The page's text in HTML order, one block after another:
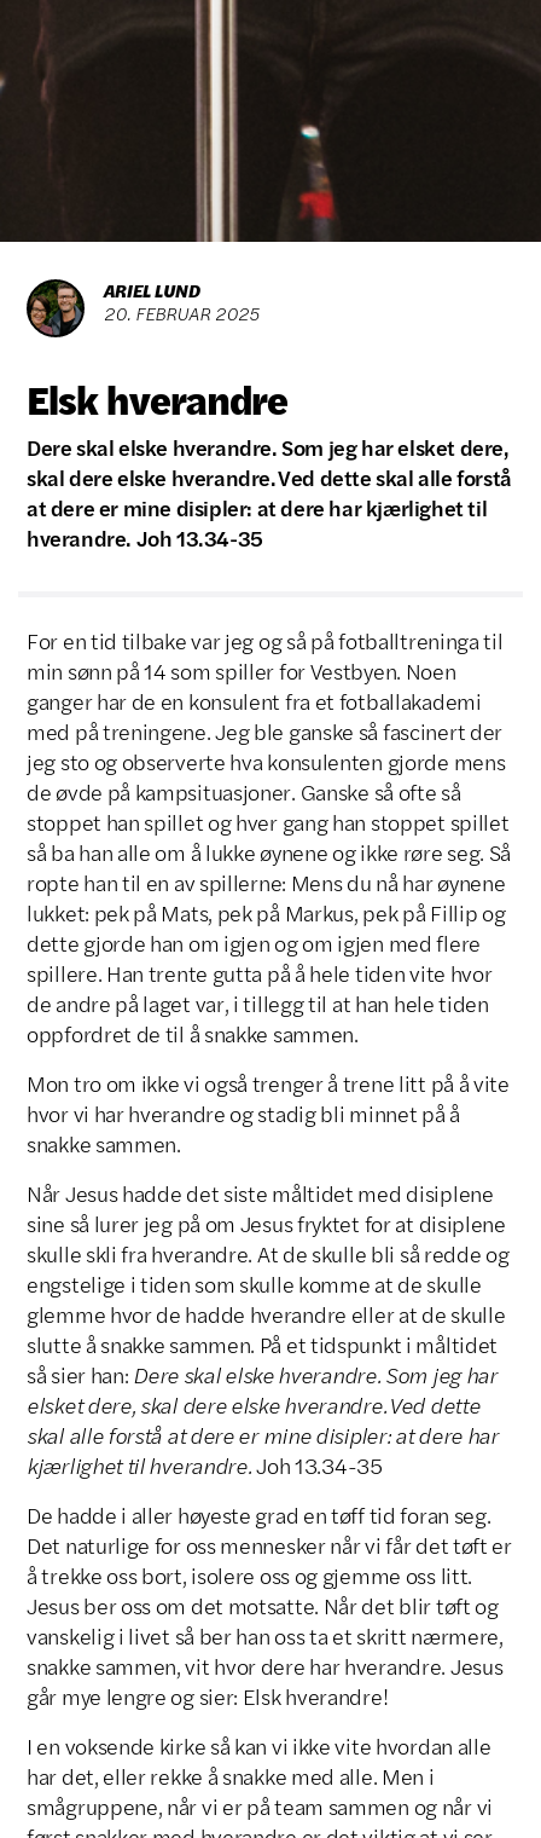
ARIEL LUND
20. FEBRUAR 2025
Elsk hverandre
Dere skal elske hverandre. Som jeg har elsket dere,
skal dere elske hverandre. Ved dette skal alle forstå
at dere er mine disipler: at dere har kjærlighet til
hverandre. Joh 13.34-35
For en tid tilbake var jeg og så på fotballtreninga til
min sønn på 14 som spiller for Vestbyen. Noen
ganger har de en konsulent fra et fotballakademi
med på treningene. Jeg ble ganske så fascinert der
jeg sto og observerte hva konsulenten gjorde mens
de øvde på kampsituasjoner. Ganske så ofte så
stoppet han spillet og hver gang han stoppet spillet
så ba han alle om å lukke øynene og ikke røre seg. Så
ropte han til en av spillerne: Mens du nå har øynene
lukket: pek på Mats, pek på Markus, pek på Fillip og
dette gjorde han om igjen og om igjen med flere
spillere. Han trente gutta på å hele tiden vite hvor
de andre på laget var, i tillegg til at han hele tiden
oppfordret de til å snakke sammen.
Mon tro om ikke vi også trenger å trene litt på å vite
hvor vi har hverandre og stadig bli minnet på å
snakke sammen.
Når Jesus hadde det siste måltidet med disiplene
sine så lurer jeg på om Jesus fryktet for at disiplene
skulle skli fra hverandre. At de skulle bli så redde og
engstelige i tiden som skulle komme at de skulle
glemme hvor de hadde hverandre eller at de skulle
slutte å snakke sammen. På et tidspunkt i måltidet
så sier han: Dere skal elske hverandre. Som jeg har
elsket dere, skal dere elske hverandre. Ved dette
skal alle forstå at dere er mine disipler: at dere har
kjærlighet til hverandre.Joh 13.34-35
De hadde i aller høyeste grad en tøff tid foran seg.
Det naturlige for oss mennesker når vi får det tøft er
å trekke oss bort, isolere oss og gjemme oss litt.
Jesus ber oss om det motsatte. Når det blir tøft og
vanskelig i livet så ber han oss ta et skritt nærmere,
snakke sammen, vit hvor dere har hverandre. Jesus
går mye lengre og sier: Elsk hverandre!
I en voksende kirke så kan vi ikke vite hvordan alle
har det, eller rekke å snakke med alle. Men i
smågruppene, når vi er på team sammen og når vi